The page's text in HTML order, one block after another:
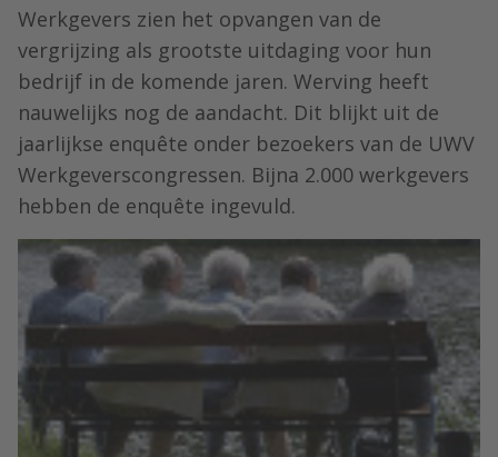
Werkgevers zien het opvangen van de
vergrijzing als grootste uitdaging voor hun
bedrijf in de komende jaren. Werving heeft
nauwelijks nog de aandacht. Dit blijkt uit de
jaarlijkse enquête onder bezoekers van de UWV
Werkgeverscongressen. Bijna 2.000 werkgevers
hebben de enquête ingevuld.